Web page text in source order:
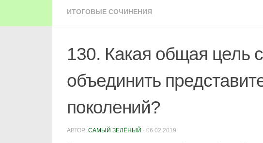
ИТОГОВЫЕ СОЧИНЕНИЯ
130. Какая общая цель
объединить
поколений?
АВТОР: САМЫЙ ЗЕЛЁНЫЙ · 06.02.2019